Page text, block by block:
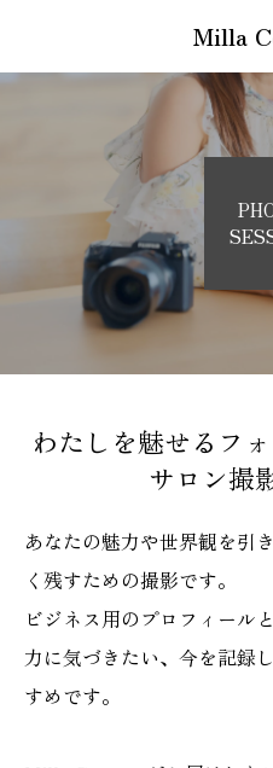
Milla
わたしを魅せるフ
サロン撮
あなたの魅力や世界観を引
く残すための撮影です。
ビジネス用のプロフィール
力に気づきたい、今を記
すめです。